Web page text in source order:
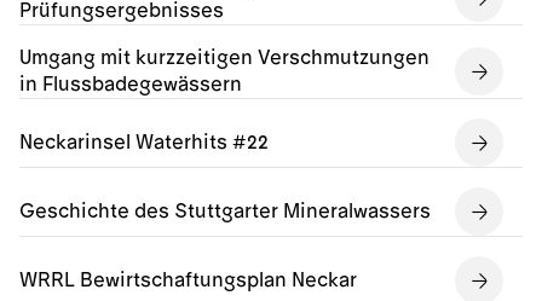
Prüfungsergebnisses
Umgang mit kurzzeitigen Verschmutzungen
in Flussbadegewässern
Neckarinsel Waterhits #22
Geschichte des Stuttgarter Mineralwassers
WRRL Bewirtschaftungsplan Neckar